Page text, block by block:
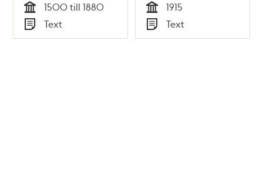
Tid
1500 till 1880
Typ
Text Tid
1915
Typ
Text